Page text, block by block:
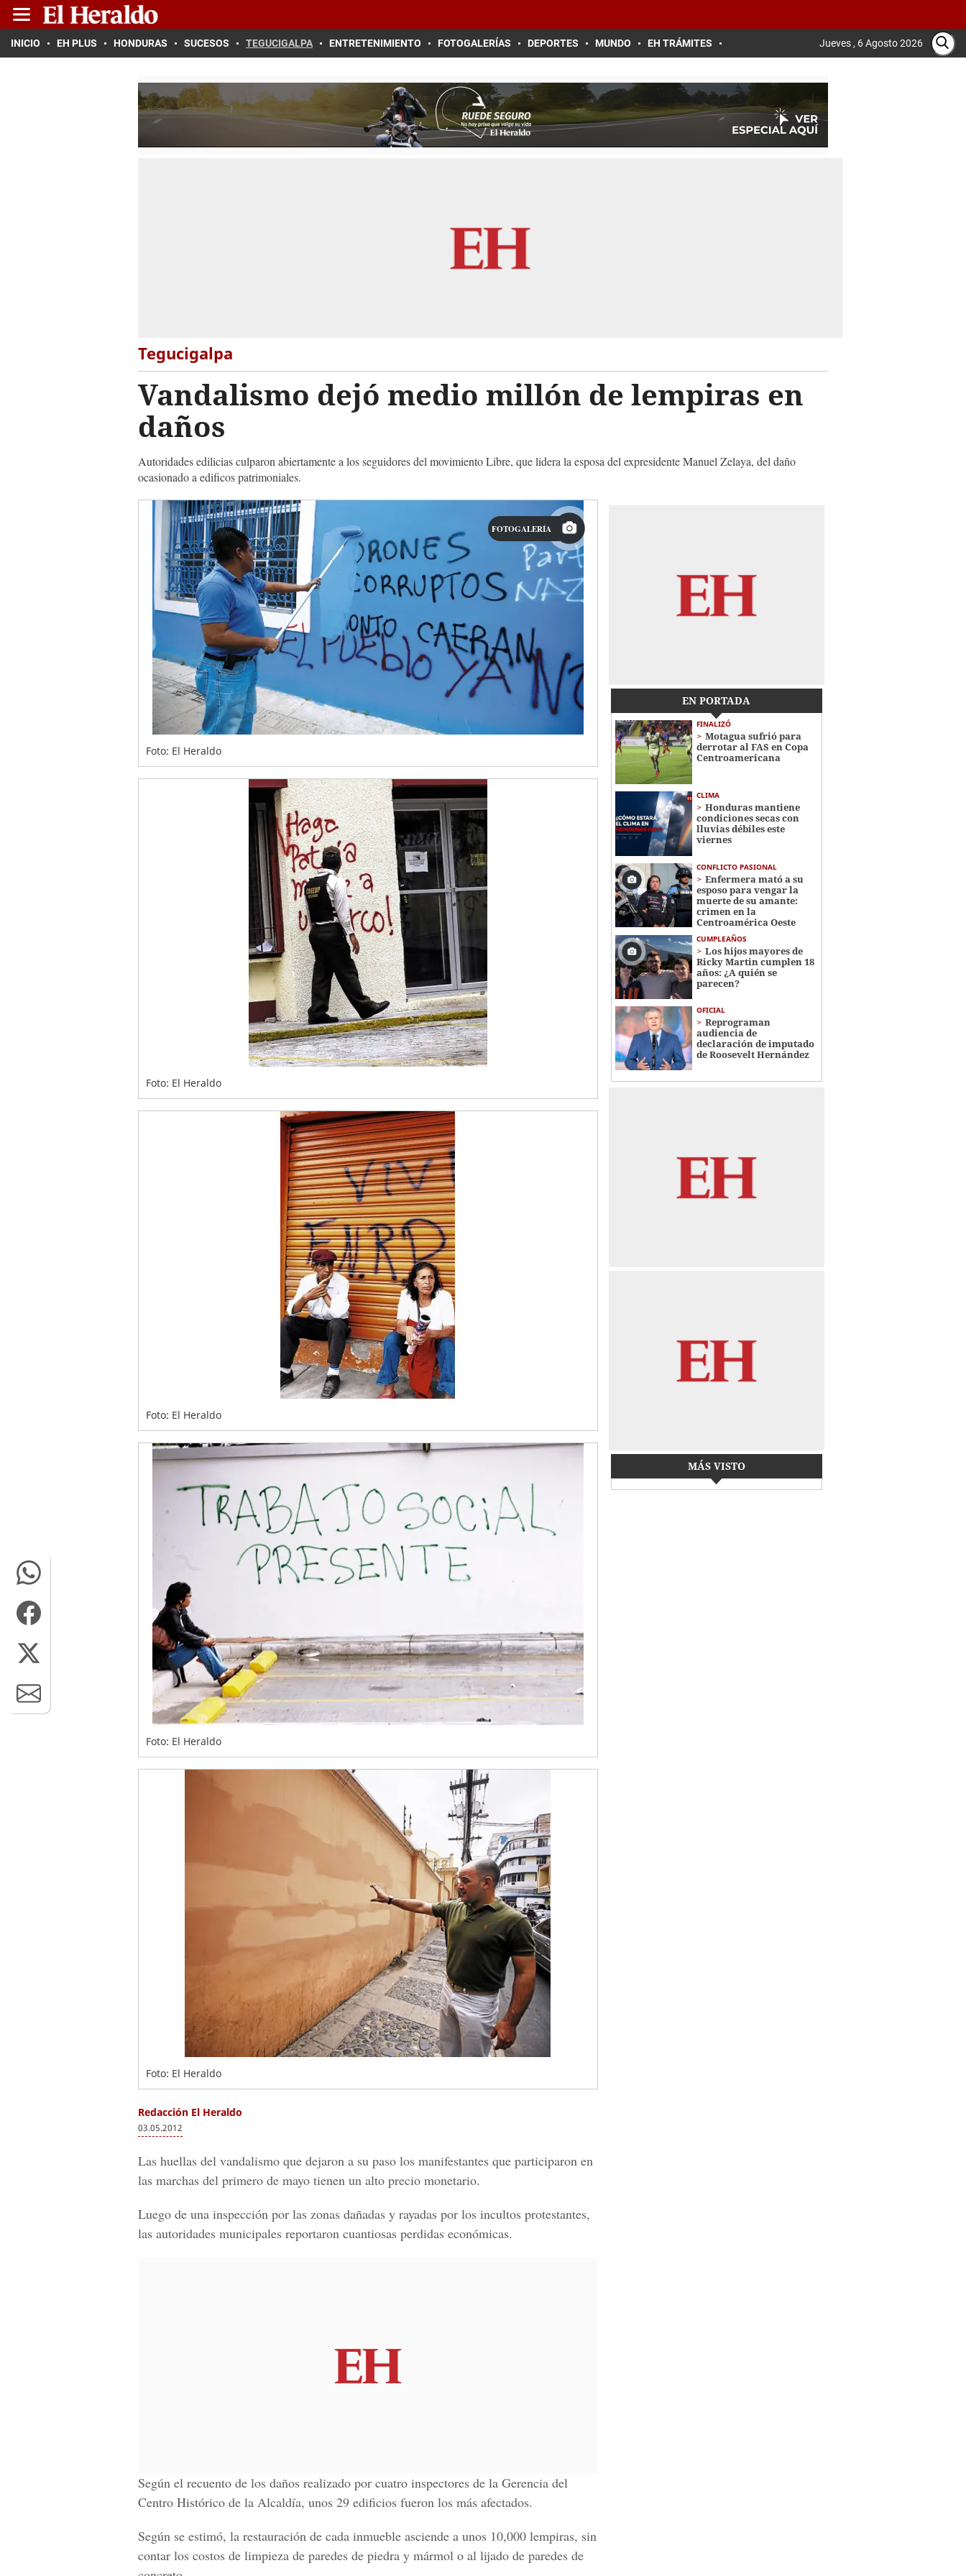
INICIO EH PLUS HONDURAS SUCESOS TEGUCIGALPA ENTRETENIMIENTO FOTOGALERÍAS DEPORTES MUNDO EH TRÁMITES Jueves , 6 Agosto 2026
Tegucigalpa
Vandalismo dejó medio millón de lempiras en
daños
Autoridades edilicias culparon abiertamente a los seguidores del movimiento Libre, que lidera la esposa del expresidente Manuel Zelaya, del daño
ocasionado a edificos patrimoniales.
FOTOGALERÍA
Foto: El Heraldo
Foto: El Heraldo
Foto: El Heraldo
Foto: El Heraldo
Foto: El Heraldo
Redacción El Heraldo
03.05.2012
Las huellas del vandalismo que dejaron a su paso los manifestantes que participaron en
las marchas del primero de mayo tienen un alto precio monetario.
Luego de una inspección por las zonas dañadas y rayadas por los incultos protestantes,
las autoridades municipales reportaron cuantiosas perdidas económicas.
Según el recuento de los daños realizado por cuatro inspectores de la Gerencia del
Centro Histórico de la Alcaldía, unos 29 edificios fueron los más afectados.
Según se estimó, la restauración de cada inmueble asciende a unos 10,000 lempiras, sin
contar los costos de limpieza de paredes de piedra y mármol o al lijado de paredes de
EN PORTADA
FINALIZÓ
Motagua sufrió para
derrotar al FAS en Copa
Centroamericana
CLIMA
Honduras mantiene
condiciones secas con
lluvias débiles este
viernes
CONFLICTO PASIONAL
Enfermera mató a su
esposo para vengar la
muerte de su amante:
crimen en la
Centroamérica Oeste
CUMPLEAÑOS
Los hijos mayores de
Ricky Martin cumplen 18
años: ¿A quién se
parecen?
OFICIAL
Reprograman
audiencia de
declaración de imputado
de Roosevelt Hernández
MÁS VISTO